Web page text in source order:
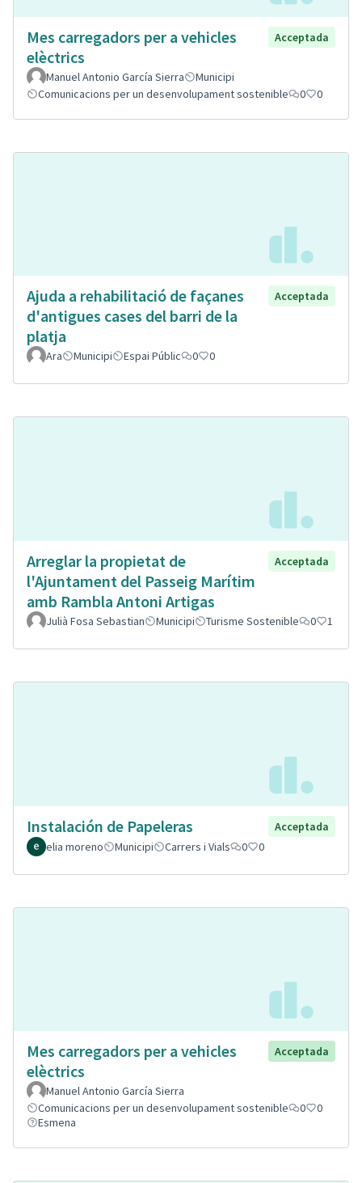
Mes carregadors per a vehicles
elèctrics
Acceptada
Manuel Antonio García Sierra
Municipi
Comunicacions per un desenvolupament sostenible
0 0
Ajuda a rehabilitació de façanes
d'antigues cases del barri de la
platja
Acceptada
Ara Municipi Espai Públic 0 0
Arreglar la propietat de
l'Ajuntament del Passeig Marítim
amb Rambla Antoni Artigas
Acceptada
Julià Fosa Sebastian Municipi Turisme Sostenible 0 1
Instalación de Papeleras
Acceptada
elia moreno
Municipi Carrers i Vials 0 0
Mes carregadors per a vehicles
elèctrics
Acceptada
Manuel Antonio García Sierra
Comunicacions per un desenvolupament sostenible
0
0
Esmena